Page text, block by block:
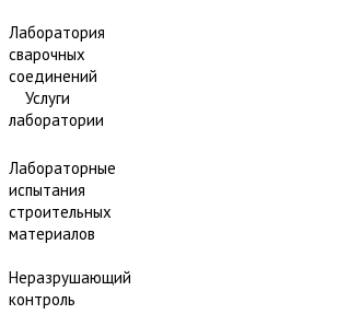
Лаборатория
сварочных
соединений
Услуги
лаборатории
Лабораторные
испытания
строительных
материалов
Неразрушающий
контроль